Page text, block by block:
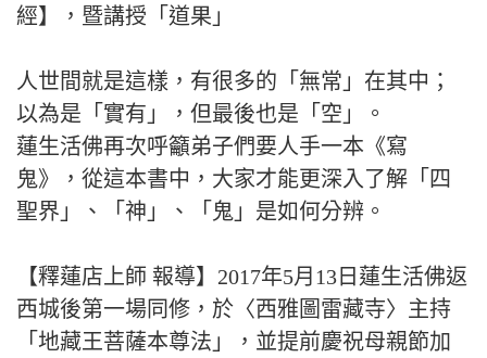
經】，暨講授「道果」
人世間就是這樣，有很多的「無常」在其中；
以為是「實有」，但最後也是「空」。
蓮生活佛再次呼籲弟子們要人手一本《寫
鬼》，從這本書中，大家才能更深入了解「四
聖界」、「神」、「鬼」是如何分辨。
【釋蓮店上師 報導】2017年5月13日蓮生活佛返
西城後第一場同修，於〈西雅圖雷藏寺〉主持
「地藏王菩薩本尊法」，並提前慶祝母親節加